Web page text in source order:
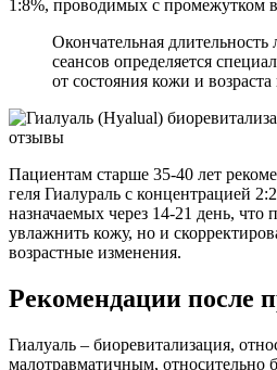
1:8%, проводимых с промежутком
Окончательная длительность
сеансов определяется
от состояния кожи и возраста
Пациентам старше 35-40 лет
геля Гиалураль с концентрацией
назначаемых через 14-21 день, что
увлажнить кожу, но и
возрастные изменения.
Рекомендации после
Гиалуаль – биоревитализация,
малотравматичным, относительно